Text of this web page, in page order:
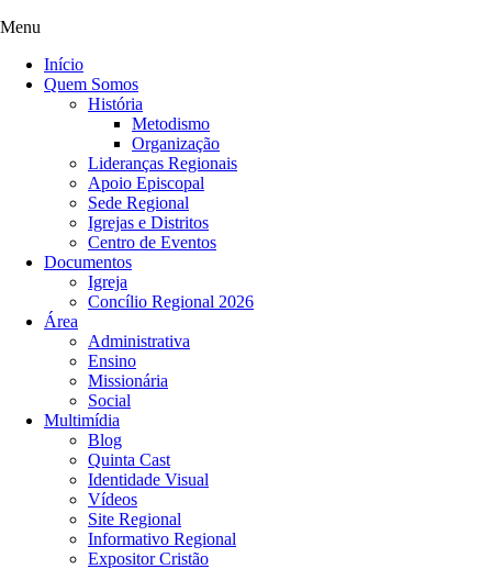
Menu
Início
Quem Somos
História
Metodismo
Organização
Lideranças Regionais
Apoio Episcopal
Sede Regional
Igrejas e Distritos
Centro de Eventos
Documentos
Igreja
Concílio Regional 2026
Área
Administrativa
Ensino
Missionária
Social
Multimídia
Blog
Quinta Cast
Identidade Visual
Vídeos
Site Regional
Informativo Regional
Expositor Cristão